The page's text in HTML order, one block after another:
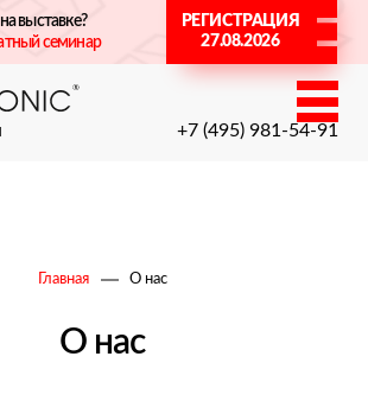
выставке?
семинар
РЕГИСТРАЦИЯ
27.08.2026
+7 (495) 981-54-91
Главная О нас
О нас